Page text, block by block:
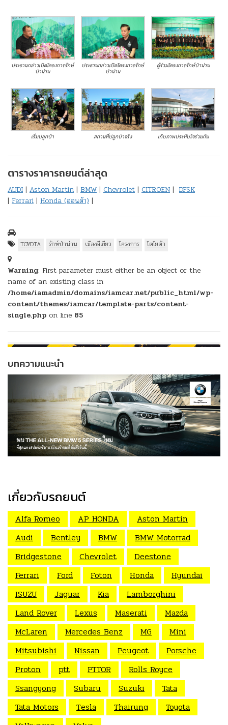
ประธานกล่าวเปิดโครงการรักษ์
ป่าน่าน
ประธานกล่าวเปิดโครงการรักษ์
ป่าน่าน
ผู้ร่วมโครงการรักษ์ป่าน่าน
เริ่มปลูกป่า สถานที่ปลูกป่าจริง เก็บภาพประทับใจร่วมกัน
ตารางราคารถยนต์ล่าสุด
AUDI | Aston Martin | BMW | Chevrolet | CITROEN | DFSK
| Ferrari | Honda (ฮอนด้า) |
TOYOTA รักษ์ป่าน่าน เมืองสีเขียว โครงการ โตโยต้า
Warning: First parameter must either be an object or the
name of an existing class in
/home/iamadmin/domains/iamcar.net/public_html/wp-
content/themes/iamcar/template-parts/content-
single.php on line 85
บทความแนะนำ
เกี่ยวกับรถยนต์
Alfa Romeo AP HONDA
Aston Martin
Audi
Bentley BMW
BMW Motorrad
Bridgestone
Chevrolet
Deestone
Ferrari
Ford Foton Honda
Hyundai
ISUZU
Jaguar Kia
Lamborghini
Land Rover
Lexus Maserati
Mazda
McLaren
Mercedes Benz MG
Mini
Mitsubishi
Nissan Peugeot
Porsche
Proton
ptt PTTOR
Rolls Royce
Ssangyong
Subaru Suzuki
Tata
Tata Motors
Tesla Thairung
Toyota